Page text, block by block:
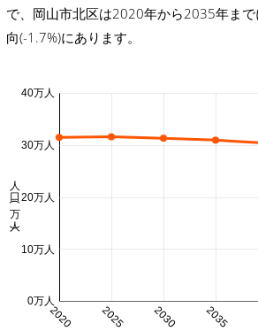
で、岡山市北区は2020年から2035年ま
向(-1.7%)にあります。
2020 2025 2030 2035
0万人
10万人
20万人
30万人
40万人
人口 (万人)